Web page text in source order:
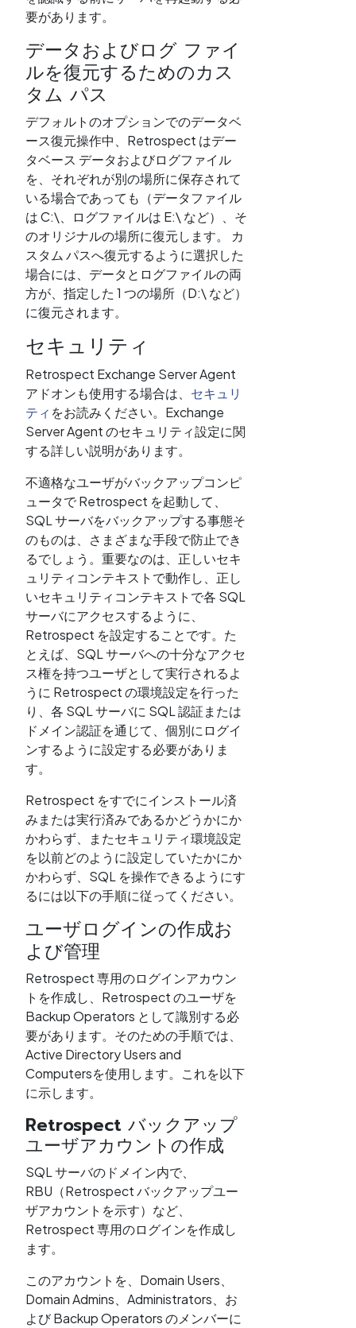
要があります。
データおよびログ ファイ
ルを復元するためのカス
タム パス
デフォルトのオプションでのデータベ
ース復元操作中、Retrospect はデー
タベース データおよびログファイル
を、それぞれが別の場所に保存されて
いる場合であっても（データファイル
は C:\、ログファイルは E:\ など）、そ
のオリジナルの場所に復元します。 カ
スタム パスへ復元するように選択した
場合には、データとログファイルの両
方が、指定した 1 つの場所（D:\ など）
に復元されます。
セキュリティ
Retrospect Exchange Server Agent
アドオンも使用する場合は、 セキュリ
ティ をお読みください。Exchange
Server Agent のセキュリティ設定に関
する詳しい説明があります。
不適格なユーザがバックアップコンピ
ュータで Retrospect を起動して、
SQL サーバをバックアップする事態そ
のものは、さまざまな手段で防止でき
るでしょう。重要なのは、正しいセキ
ュリティコンテキストで動作し、正し
いセキュリティコンテキストで各 SQL
サーバにアクセスするように、
Retrospect を設定することです。た
とえば、SQL サーバへの十分なアクセ
ス権を持つユーザとして実行されるよ
うに Retrospect の環境設定を行った
り、各 SQL サーバに SQL 認証または
ドメイン認証を通じて、個別にログイ
ンするように設定する必要がありま
す。
Retrospect をすでにインストール済
みまたは実行済みであるかどうかにか
かわらず、またセキュリティ環境設定
を以前どのように設定していたかにか
かわらず、SQL を操作できるようにす
るには以下の手順に従ってください。
ユーザログインの作成お
よび管理
Retrospect 専用のログインアカウン
トを作成し、Retrospect のユーザを
Backup Operators として識別する必
要があります。そのための手順では、
Active Directory Users and
Computersを使用します。これを以下
に示します。
Retrospect バックアップ
ユーザアカウントの作成
SQL サーバのドメイン内で、
RBU（Retrospect バックアップユー
ザアカウントを示す）など、
Retrospect 専用のログインを作成し
ます。
このアカウントを、Domain Users、
Domain Admins、Administrators、お
よび Backup Operators のメンバーに